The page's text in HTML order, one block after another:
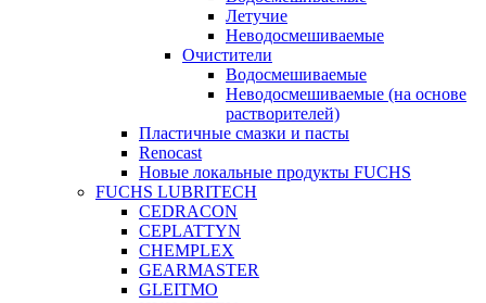
Летучие
Неводосмешиваемые
Очистители
Водосмешиваемые
Неводосмешиваемые (на основе
растворителей)
Пластичные смазки и пасты
Renocast
Новые локальные продукты FUCHS
FUCHS LUBRITECH
CEDRACON
CEPLATTYN
CHEMPLEX
GEARMASTER
GLEITMO